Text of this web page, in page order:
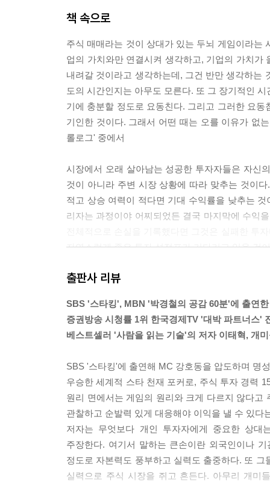
29 되는 이유보다 안 되는 이유를 먼저 찾아라
31 주식 시장을 움직이는 중심축을 잡아라
32 군집 효과와 시세가 만들어지는 요인
33 여론보다는 분석적 수치를 믿어라
34 시세에 작용하는 관성의 법칙과 작용 반작용의
35 블랙잭과 닮은 선물, 옵션
36 기계적 판단은 기계적 실수를 낳을 뿐이다
37 평균으로 돌아가는 것에 베팅하라
39 작은 돈으로 연습하고 큰돈으로 불려라
40 한국 주식 시장, 악재보다는 호재가 대세다
에필로그
책 속으로
주식 매매라는 것이 상대가 있는 두뇌 게임이라는
업의 가치와만 연결시켜 생각하고, 기업의 가치
내려갈 것이라고 생각하는데, 그건 반만 생각하는
도의 시간인지는 아무도 모른다. 또 그 장기적인
기에 충분할 정도로 요동친다. 그리고 그러한 요
기인한 것이다. 그래서 어떤 때는 오를 이유가 없
롤로그' 중에서
시장에서 오래 살아남는 성공한 투자자들은 자신
것이 아니라 주변 시장 상황에 따라 맞추는 것이
적고 상승 여력이 적다면 기대 수익률을 낮추는
리자는 과정이야 어찌되었든 결국 마지막에 수익
자연스럽게 좋은 투자 성적표가 기다리고 있을 것
큰손은 일반적으로 자금이 많은 개인을 지칭하지
선도 세력이 될 가능성이 높은 부류라는 것이고,
정적인 측면과 부정적인 측면을 동시에 가지고 있
--'상대를 이기는 지혜' 중에서
세상의 모든 일이 평균으로 회귀하지 않는다면
분에서도 세상은 거대 독점 기업만이 존재하고,
겪어가며 변화되는 것을 보아왔다. 기업의 실적과
평균으로 돌아오는 것이 자연의 이치다. 이 점을
고 있다고 자부할 수 있을 것이다.
---'시장을 이기는 지혜' 중에서
출판사 리뷰
SBS '스타킹', MBN '박경철의 공감 60분'에 출연
증권방송 시청률 1위 한국경제TV '대박 파트너스'
베스트셀러 '사람을 읽는 기술'의 저자 이태혁, 개
SBS '스타킹'에 출연해 MC 강호동을 압도하며 명
우승한 세계적 스타 천재 포커로, 주식 투자 경력
원리 면에서는 게임의 원리와 크게 다르지 않다
관찰하고 순발력 있게 대응해야 이익을 낼 수 있
저자는 무엇보다 개인 투자자에게 중요한 상
주장한다. 여기서 말하는 큰손이란 외국인이나
정도로 자본력도 풍부하고 실력도 출중하다. 또
실력으로 주식 시장을 쥐고 흔든다. 아무리 개미